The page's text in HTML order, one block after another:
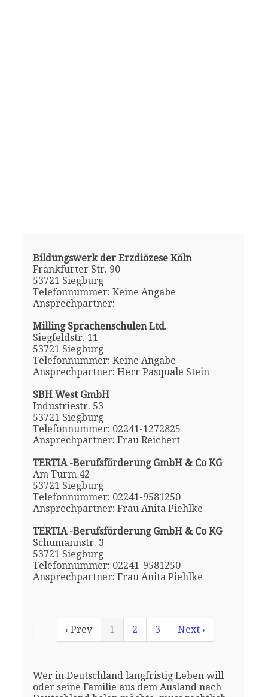
Bildungswerk der Erzdiözese Köln
Frankfurter Str. 90
53721 Siegburg
Telefonnummer: Keine Angabe
Ansprechpartner:
Milling Sprachenschulen Ltd.
Siegfeldstr. 11
53721 Siegburg
Telefonnummer: Keine Angabe
Ansprechpartner: Herr Pasquale Stein
SBH West GmbH
Industriestr. 53
53721 Siegburg
Telefonnummer: 02241-1272825
Ansprechpartner: Frau Reichert
TERTIA -Berufsförderung GmbH & Co KG
Am Turm 42
53721 Siegburg
Telefonnummer: 02241-9581250
Ansprechpartner: Frau Anita Piehlke
TERTIA -Berufsförderung GmbH & Co KG
Schumannstr. 3
53721 Siegburg
Telefonnummer: 02241-9581250
Ansprechpartner: Frau Anita Piehlke
‹ Prev 1 2 3 Next ›
Wer in Deutschland langfristig Leben will
oder seine Familie aus dem Ausland nach